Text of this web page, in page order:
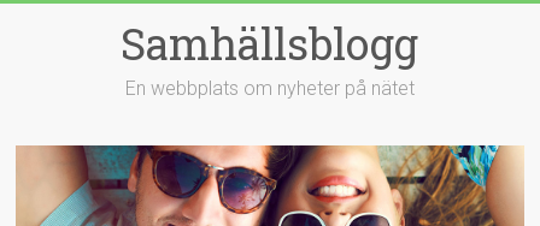
Samhällsblogg
En webbplats om nyheter på nätet